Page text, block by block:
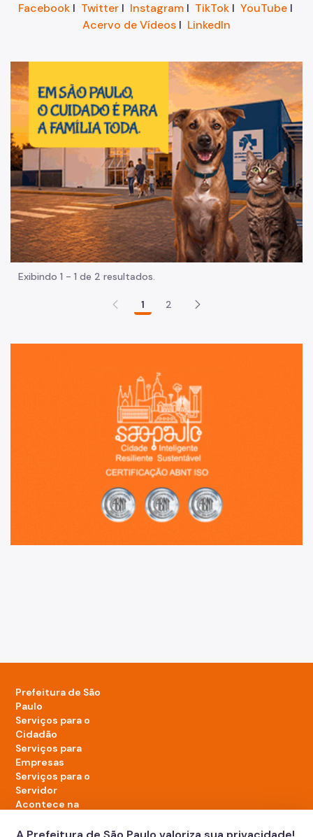
FacebookI TwitterI InstagramI TikTokI YouTubeI
Acervo de Vídeos I LinkedIn
Exibindo 1 - 1 de 2 resultados.
1 2
Prefeitura de São
Paulo
Serviços para o
Cidadão
Serviços para
Empresas
Serviços para o
Servidor
Acontece na